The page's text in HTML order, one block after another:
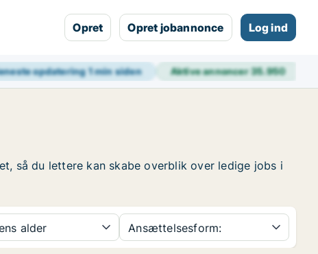
Opret Opret jobannonce Log ind
opdatering1 min siden Aktive annoncer35.950
så du lettere kan skabe overblik over ledige jobs i
alder Ansættelsesform: